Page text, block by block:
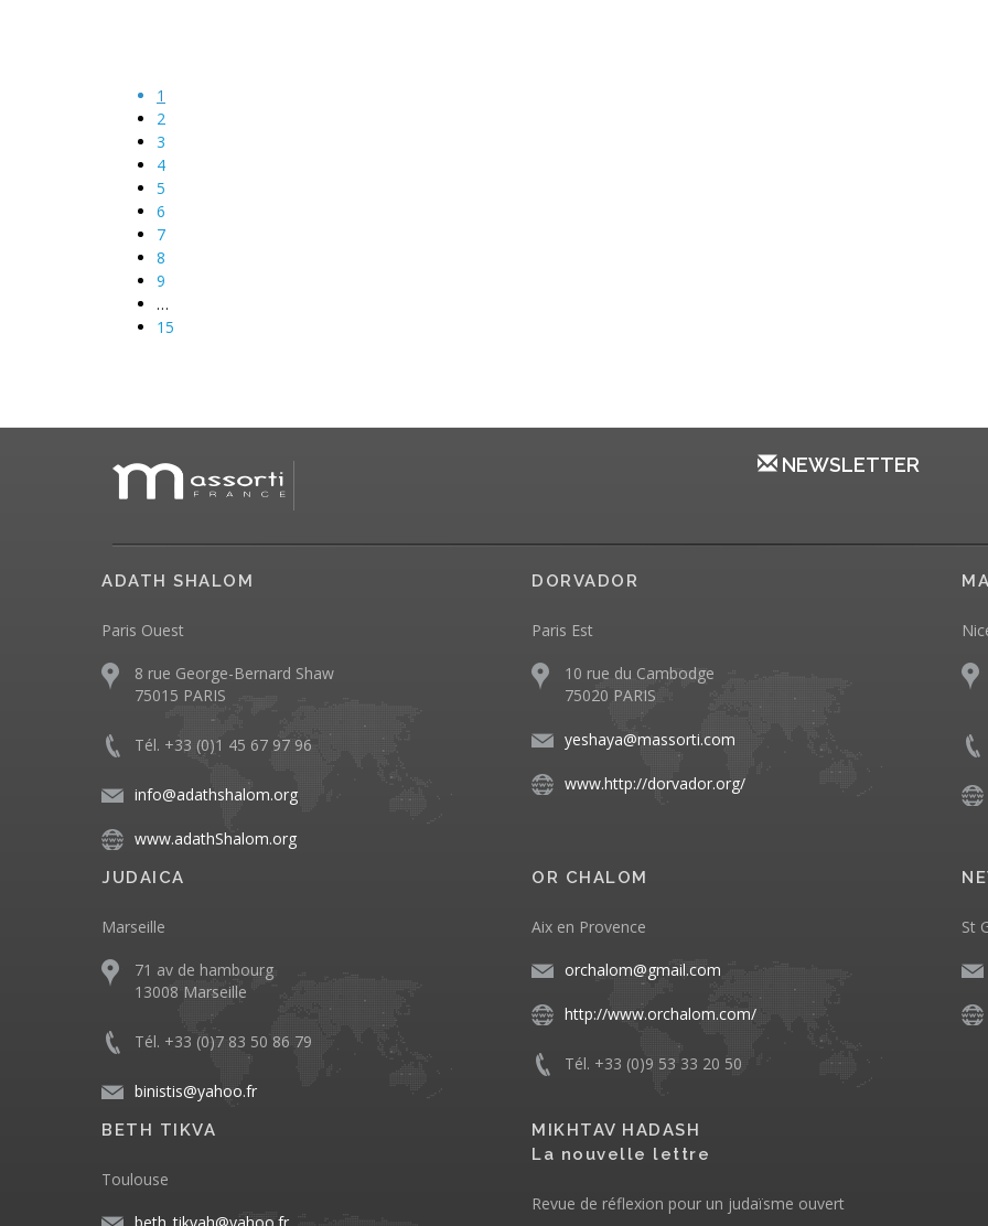
1
2
3
4
5
6
7
8
9
…
15
NEWSLETTER
ADATH SHALOM
Paris Ouest
8 rue George-Bernard Shaw
75015 PARIS
Tél. +33 (0)1 45 67 97 96
info@adathshalom.org
www.adathShalom.org
DORVADOR
Paris Est
10 rue du Cambodge
75020 PARIS
yeshaya@massorti.com
www.http://dorvador.org/
JUDAICA
Marseille
71 av de hambourg
13008 Marseille
Tél. +33 (0)7 83 50 86 79
binistis@yahoo.fr
OR CHALOM
Aix en Provence
orchalom@gmail.com
http://www.orchalom.com/
Tél. +33 (0)9 53 33 20 50
St
BETH TIKVA
Toulouse
MIKHTAV HADASH
La nouvelle lettre
Revue de réflexion pour un judaïsme ouvert